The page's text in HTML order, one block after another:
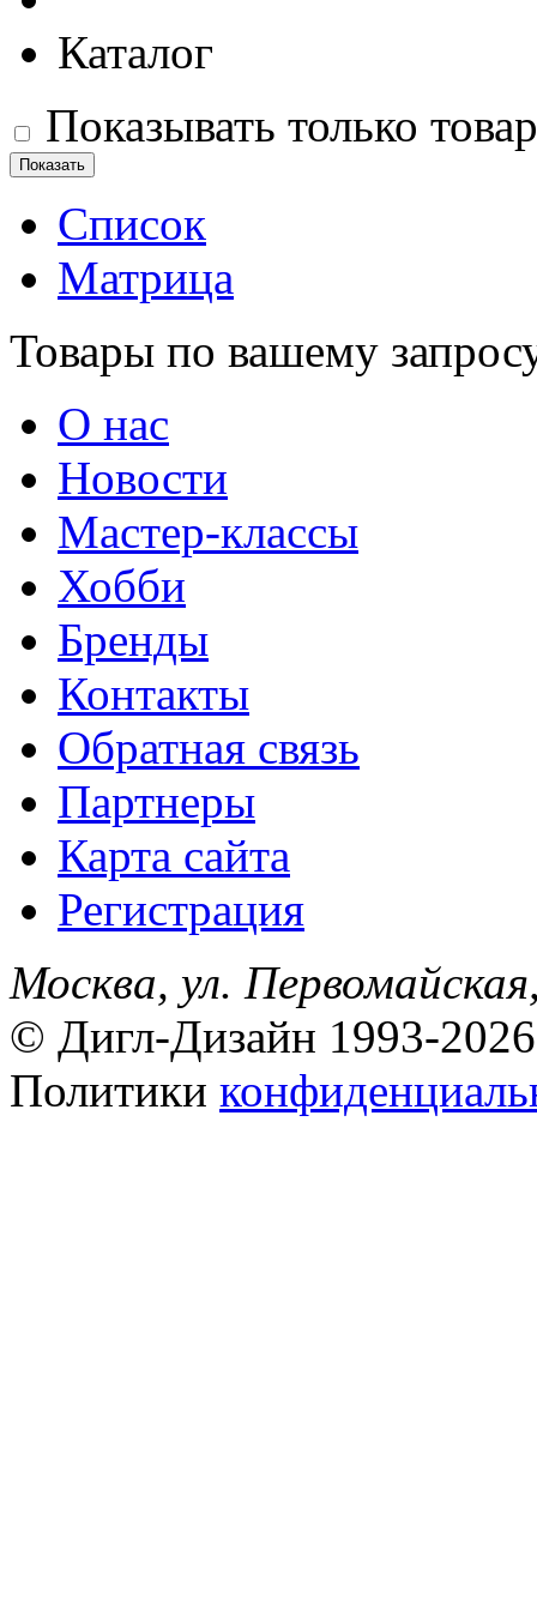
Каталог
Показывать только
Список
Матрица
Товары по вашему
О нас
Новости
Мастер-классы
Хобби
Бренды
Контакты
Обратная связь
Партнеры
Карта сайта
Регистрация
Москва, ул.
© Дигл-Дизайн 1993-2026
Политики